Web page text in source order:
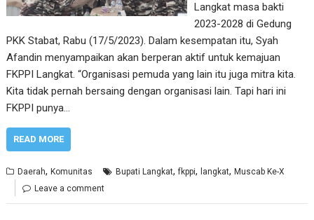
Langkat masa bakti
2023-2028 di Gedung
PKK Stabat, Rabu (17/5/2023). Dalam kesempatan itu, Syah
Afandin menyampaikan akan berperan aktif untuk kemajuan
FKPPI Langkat. “Organisasi pemuda yang lain itu juga mitra kita.
Kita tidak pernah bersaing dengan organisasi lain. Tapi hari ini
FKPPI punya…
READ MORE
Daerah,Komunitas Bupati Langkat,fkppi, langkat,Muscab Ke-X
Leave a comment